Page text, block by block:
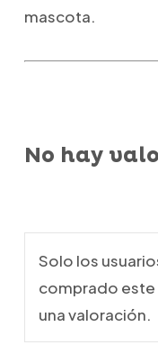
mascota.
No hay
Solo los
comprado
una valoración.